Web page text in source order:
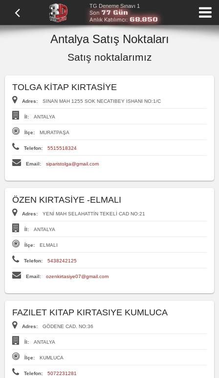
TG Deneme Sınavı 1
Son 77 Gün
Anlık Katılımcı: 68.850
Antalya Satış Noktaları
Satış noktalarımız
TOLGA KİTAP KIRTASİYE
Adres: SINAN MAH 1255 SOK NECATIBEY ISHANI NO:1/C
İl: ANTALYA
İlçe: MURATPAŞA
Telefon: 5515518324
Email: siparistolga@gmail.com
ÖZEN KIRTASİYE -ELMALI
Adres: YENİ MAH SELAHATTİN TEKELİ CAD NO:21
İl: ANTALYA
İlçe: ELMALI
Telefon: 5438242125
Email: ozenkirtasiye07@gmail.com
FAZILET KITAP KIRTASIYE KUMLUCA
Adres: GÖDENE CAD. NO:36
İl: ANTALYA
İlçe: KUMLUCA
Telefon: 5072231281